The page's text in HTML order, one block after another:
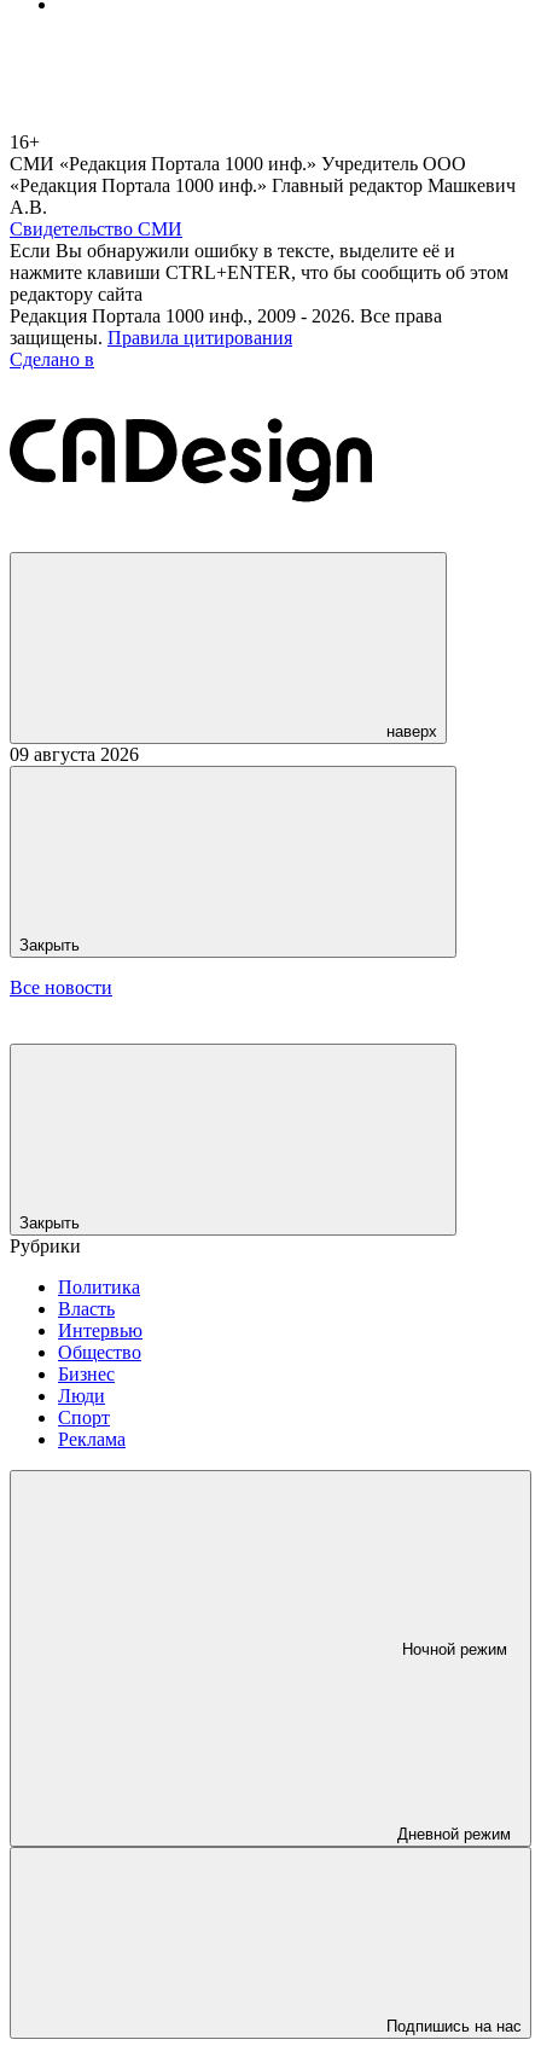
16+
СМИ «Редакция Портала 1000 инф.» Учредитель ООО
«Редакция Портала 1000 инф.» Главный редактор Машкевич
А.В.
Свидетельство СМИ
Если Вы обнаружили ошибку в тексте, выделите её и
нажмите клавиши CTRL+ENTER, что бы сообщить об этом
редактору сайта
Редакция Портала 1000 инф., 2009 - 2026. Все права
защищены. Правила цитирования
Сделано в
наверх
09 августа 2026
Закрыть
Все новости
Закрыть
Рубрики
Политика
Власть
Интервью
Общество
Бизнес
Люди
Спорт
Реклама
Ночной режим
Дневной режим
Подпишись на нас